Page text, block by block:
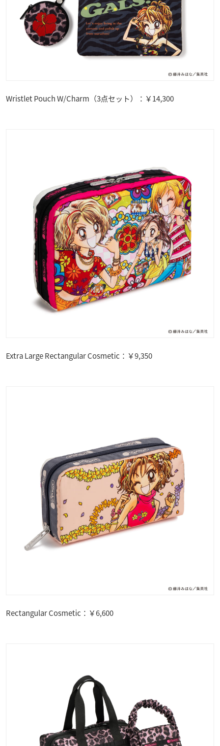
Wristlet Pouch W/Charm（3点セット）：￥14,300
Extra Large Rectangular Cosmetic：￥9,350
Rectangular Cosmetic：￥6,600